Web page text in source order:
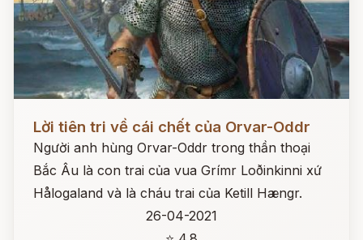
Lời tiên tri về cái chết của Orvar-Oddr
Người anh hùng Orvar-Oddr trong thần thoại
Bắc Âu là con trai của vua Grímr Loðinkinni xứ
Hålogaland và là cháu trai của Ketill Hængr.
26-04-2021